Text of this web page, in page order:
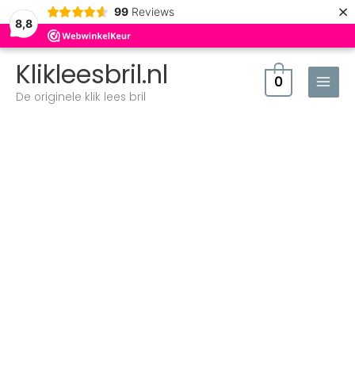
8,8
99 Reviews ×
Klikleesbril.nl
De originele klik lees bril
0